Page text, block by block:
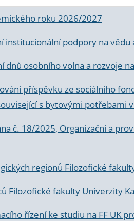
roku 2026/2027
institucionální podpory na
dnů osobního volna a rozvoje
příspěvku ze sociálního
s bytovými potřebami
č. 18/2025, Organizační a
regionů Filozofické
Filozofické fakulty Univerzity
řízení ke studiu na FF UK